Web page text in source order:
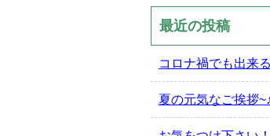
最近の投稿
コロナ禍でも出来
夏の元気なご挨拶